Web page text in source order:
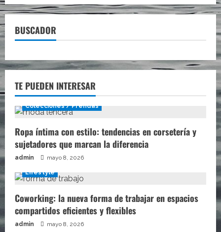
BUSCADOR
TE PUEDEN INTERESAR
Colecciones / Prendas
Ropa íntima con estilo: tendencias en corsetería y
sujetadores que marcan la diferencia
admin mayo 8, 2026
Lifestyle
Coworking: la nueva forma de trabajar en espacios
compartidos eficientes y flexibles
admin mayo 8, 2026